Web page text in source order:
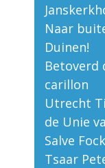
Naar
Duinen!
Betoverd
carillon
Utrecht
de Unie
Salve
Tsaar